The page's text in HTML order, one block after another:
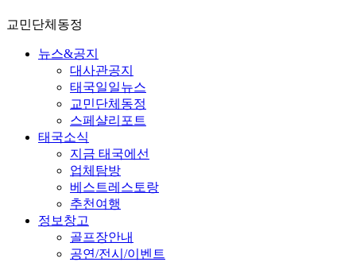
교민단체동정
뉴스&공지
대사관공지
태국일일뉴스
교민단체동정
스페샬리포트
태국소식
지금 태국에선
업체탐방
베스트레스토랑
추천여행
정보창고
골프장안내
공연/전시/이벤트